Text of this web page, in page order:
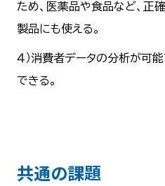
ため、医薬品や食品など、正
製品にも使える。
４）消費者データの分析が可
できる。
共通の課題